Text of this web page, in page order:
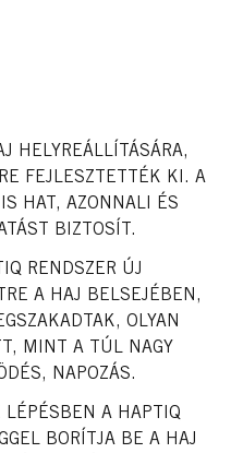
HELYREÁLLÍTÁSÁRA,
FEJLESZTETTÉK KI. A
HAT, AZONNALI ÉS
BIZTOSÍT.
RENDSZER ÚJ
A HAJ BELSEJÉBEN,
OLYAN
MINT A TÚL NAGY
NAPOZÁS.
LÉPÉSBEN A HAPTIQ
BORÍTJA BE A HAJ